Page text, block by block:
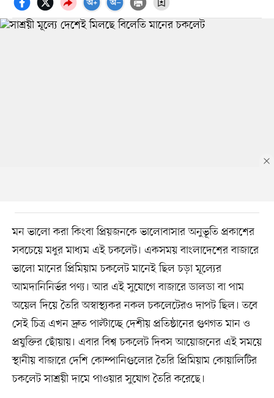
মন ভালো করা কিংবা প্রিয়জনকে ভালোবাসার অনুভূতি প্রকাশের
সবচেয়ে মধুর মাধ্যম এই চকলেট। একসময় বাংলাদেশের বাজারে
ভালো মানের প্রিমিয়াম চকলেট মানেই ছিল চড়া মূল্যের
আমদানিনির্ভর পণ্য। আর এই সুযোগে বাজারে ডালডা বা পাম
অয়েল দিয়ে তৈরি অস্বাস্থ্যকর নকল চকলেটেরও দাপট ছিল। তবে
সেই চিত্র এখন দ্রুত পাল্টাচ্ছে দেশীয় প্রতিষ্ঠানের গুণগত মান ও
প্রযুক্তির ছোঁয়ায়। এবার বিশ্ব চকলেট দিবস আয়োজনের এই সময়ে
স্থানীয় বাজারে দেশি কোম্পানিগুলোর তৈরি প্রিমিয়াম কোয়ালিটির
চকলেট সাশ্রয়ী দামে পাওয়ার সুযোগ তৈরি করেছে।